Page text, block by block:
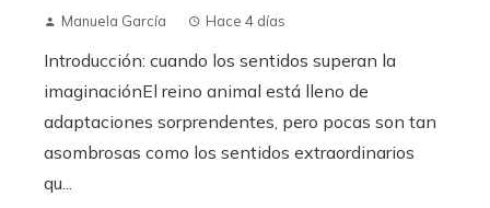
Manuela García Hace 4 días
Introducción: cuando los sentidos superan la
imaginaciónEl reino animal está lleno de
adaptaciones sorprendentes, pero pocas son tan
asombrosas como los sentidos extraordinarios
qu...